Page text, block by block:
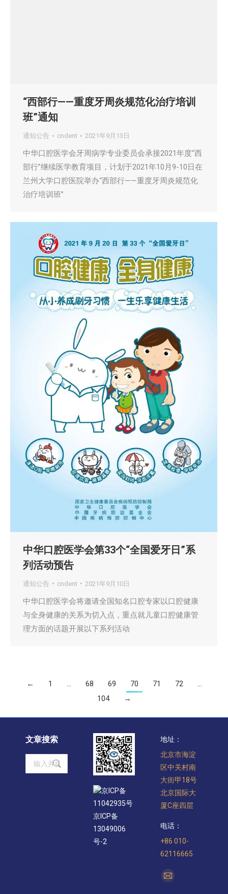
“西部行——重度牙周炎规范化治疗培训
班”通知
通知公告 cndent 2021年9月13日
中华口腔医学会牙周病学专业委员会承接2021年度“西
部行”继续医学教育项目，计划于2021年10月9-10日在
兰州大学口腔医院举办“西部行——重度牙周炎规范化
治疗培训班”
中华口腔医学会第33个“全国爱牙日”系
列活动预告
通知公告 cndent 2021年9月10日
中华口腔医学会将邀请全国知名口腔专家以口腔健康
与全身健康的关系为切入点，重点就儿童口腔健康管
理方面的话题开展以下系列活动
← 1 … 68 69 70 71 72
…
104
→
文章搜索
Search:
京ICP备
11042935号
京ICP备
13049006
号-2
地址：
北京市海淀
区中关村南
大街甲18号
北京国际大
厦C座四层
电话：
+86 010-
62116665
找到我们：
Mail